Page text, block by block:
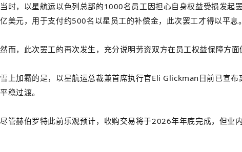
当时，以星航运以色列总部的1000名员工因担心自身权益受损发起
亿美元，用于支付约500名以星员工的补偿金，此次罢工才得以平息。
然而，此次罢工的再次发生，充分说明劳资双方在员工权益保障方
雪上加霜的是，以星航运总裁兼首席执行官Eli Glickman日前已宣
平稳过渡。
尽管赫伯罗特此前乐观预计，收购交易将于2026年年底完成，但业